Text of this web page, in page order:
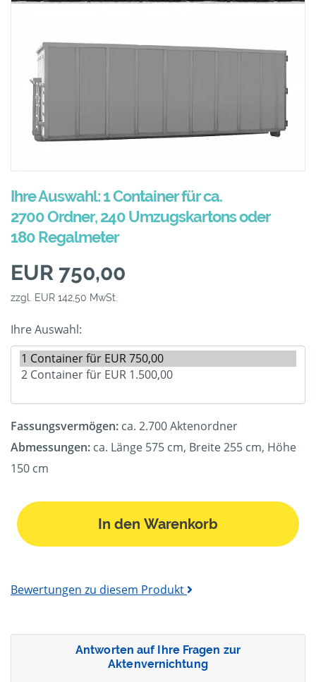
Ihre Auswahl: 1 Container für ca.
2700 Ordner, 240 Umzugskartons oder
180 Regalmeter
EUR 750,00
zzgl. EUR 142,50 MwSt.
Ihre Auswahl:
Fassungsvermögen: ca. 2.700 Aktenordner
Abmessungen: ca. Länge 575 cm, Breite 255 cm, Höhe
150 cm
In den Warenkorb
Bewertungen zu diesem Produkt
Antworten auf Ihre Fragen zur
Aktenvernichtung